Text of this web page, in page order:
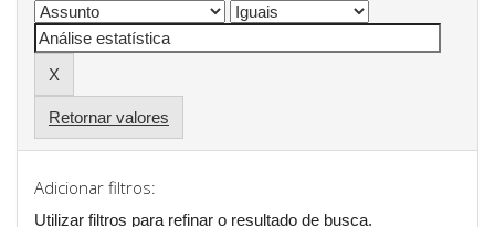
Retornar valores
Adicionar filtros:
Utilizar filtros para refinar o resultado de busca.